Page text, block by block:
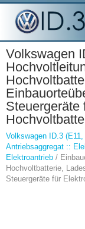
Volkswagen
Steuergeräte
Volkswagen ID.3
Antriebsaggregat ::
Elektroantrieb /
Hochvoltbatterie,
Steuergeräte für